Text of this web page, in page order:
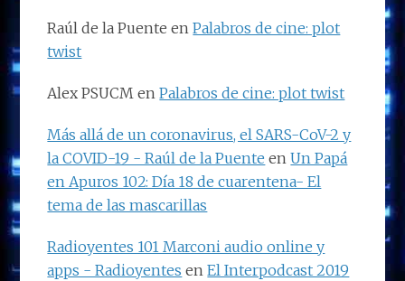
Raúl de la Puente enPalabros de cine: plot
twist
Alex PSUCM enPalabros de cine: plot twist
Más allá de un coronavirus, el SARS-CoV-2 y
la COVID-19 - Raúl de la Puente enUn Papá
en Apuros 102: Día 18 de cuarentena- El
tema de las mascarillas
Radioyentes 101 Marconi audio online y
apps - Radioyentes enEl Interpodcast 2019